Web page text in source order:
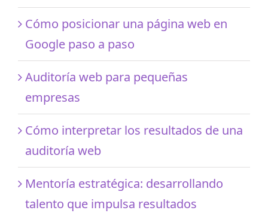
Cómo posicionar una página web en
Google paso a paso
Auditoría web para pequeñas
empresas
Cómo interpretar los resultados de una
auditoría web
Mentoría estratégica: desarrollando
talento que impulsa resultados